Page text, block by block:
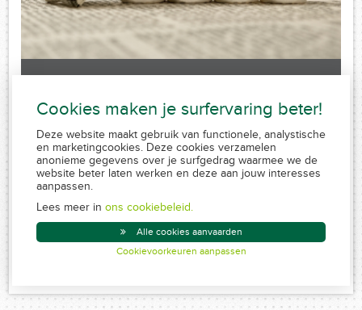
Sorry, no posts matched your criteria.
Conduite MiFID
Created by Insucommerce
Cookies maken je surfervaring beter!
Deze website maakt gebruik van functionele, analystische
en marketingcookies. Deze cookies verzamelen
anonieme gegevens over je surfgedrag waarmee we de
website beter laten werken en deze aan jouw interesses
aanpassen.
Lees meer in ons cookiebeleid.
Alle cookies aanvaarden
Cookievoorkeuren aanpassen